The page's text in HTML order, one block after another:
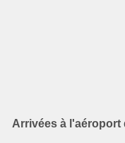
Arrivées à l'aéroport